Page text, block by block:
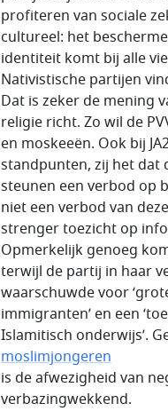
profiteren van sociale
cultureel: het
identiteit komt bij alle
Nativistische partijen
Dat is zeker de mening
religie richt. Zo wil de
en moskeeën. Ook bij
standpunten, zij het dat
steunen een verbod op
niet een verbod van
strenger toezicht op
Opmerkelijk genoeg
terwijl de partij in haar
waarschuwde voor
immigranten’ en een
Islamitisch onderwijs’.
moslimjongeren
is de afwezigheid van
verbazingwekkend.